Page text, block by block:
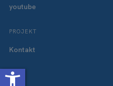
youtube
PROJEKT
Kontakt
accessibility_new